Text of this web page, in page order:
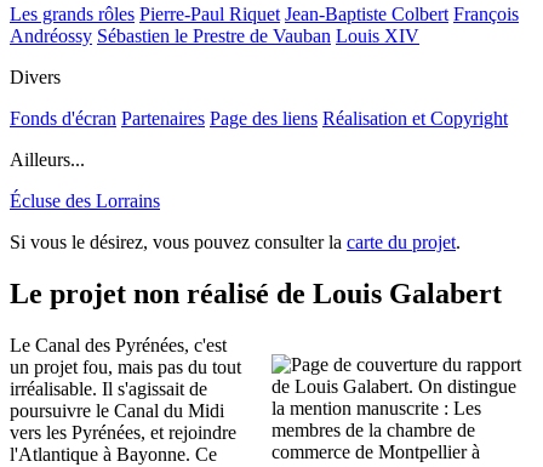
Les grands rôles Pierre-Paul Riquet Jean-Baptiste Colbert François
Andréossy Sébastien le Prestre de Vauban Louis XIV
Divers
Fonds d'écran Partenaires Page des liens Réalisation et Copyright
Ailleurs...
Écluse des Lorrains
Si vous le désirez, vous pouvez consulter la carte du projet.
Le projet non réalisé de Louis Galabert
Le Canal des Pyrénées, c'est
un projet fou, mais pas du tout
irréalisable. Il s'agissait de
poursuivre le Canal du Midi
vers les Pyrénées, et rejoindre
l'Atlantique à Bayonne. Ce